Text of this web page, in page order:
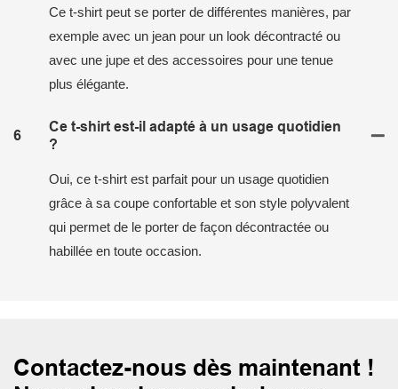
Ce t-shirt peut se porter de différentes manières, par
exemple avec un jean pour un look décontracté ou
avec une jupe et des accessoires pour une tenue
plus élégante.
6
Ce t-shirt est-il adapté à un usage quotidien
?
Oui, ce t-shirt est parfait pour un usage quotidien
grâce à sa coupe confortable et son style polyvalent
qui permet de le porter de façon décontractée ou
habillée en toute occasion.
Contactez-nous dès maintenant !